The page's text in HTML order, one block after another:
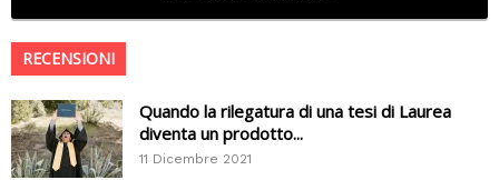
RECENSIONI
Quando la rilegatura di una tesi di Laurea
diventa un prodotto...
11 Dicembre 2021